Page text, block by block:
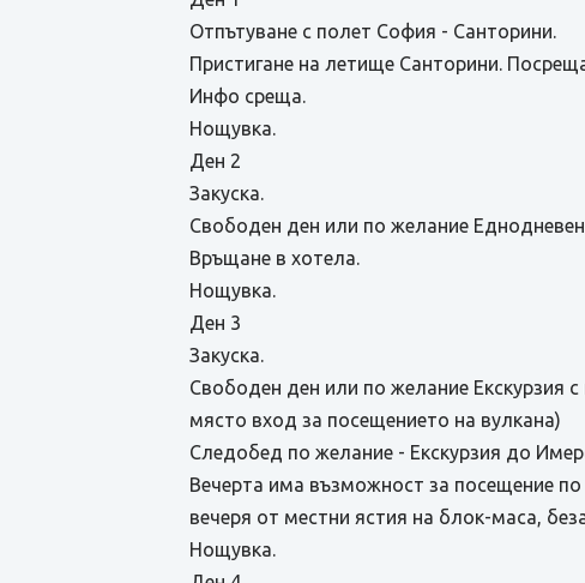
Отпътуване с полет София - Санторини.
Пристигане на летище Санторини.
Инфо среща.
Нощувка.
Ден 2
Закуска.
Свободен ден или по желание
Връщане в хотела.
Нощувка.
Ден 3
Закуска.
Свободен ден или по желание Екскурзия
място вход за посещението на вулкана)
Следобед по желание - Екскурзия до
Вечерта има възможност за посещение
вечеря от местни ястия на блок-маса,
Нощувка.